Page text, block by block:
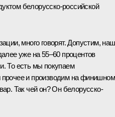
белорусско-российской
много говорят. Допустим,
уже на 55–60 процентов
То есть мы покупаем
и производим на финишном
Так чей он? Он белорусско-